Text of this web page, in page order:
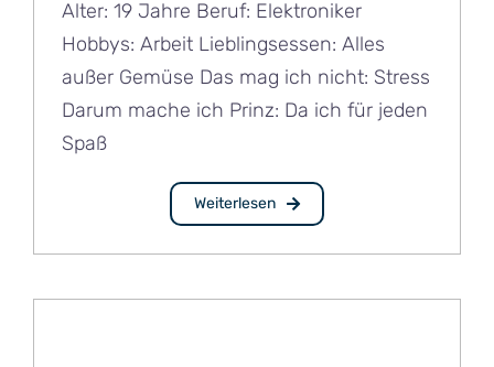
Alter: 19 Jahre Beruf: Elektroniker
Hobbys: Arbeit Lieblingsessen: Alles
außer Gemüse Das mag ich nicht: Stress
Darum mache ich Prinz: Da ich für jeden
Spaß
Weiterlesen